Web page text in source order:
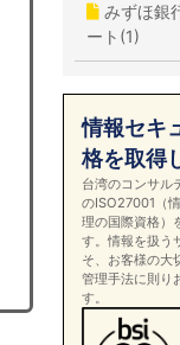
みずほ銀
ート(1)
情報セキ
格を取得
台湾のコンサル
のISO27001（
理の国際資格）
す。情報を扱う
そ、お客様の大
管理手法に則り
す。